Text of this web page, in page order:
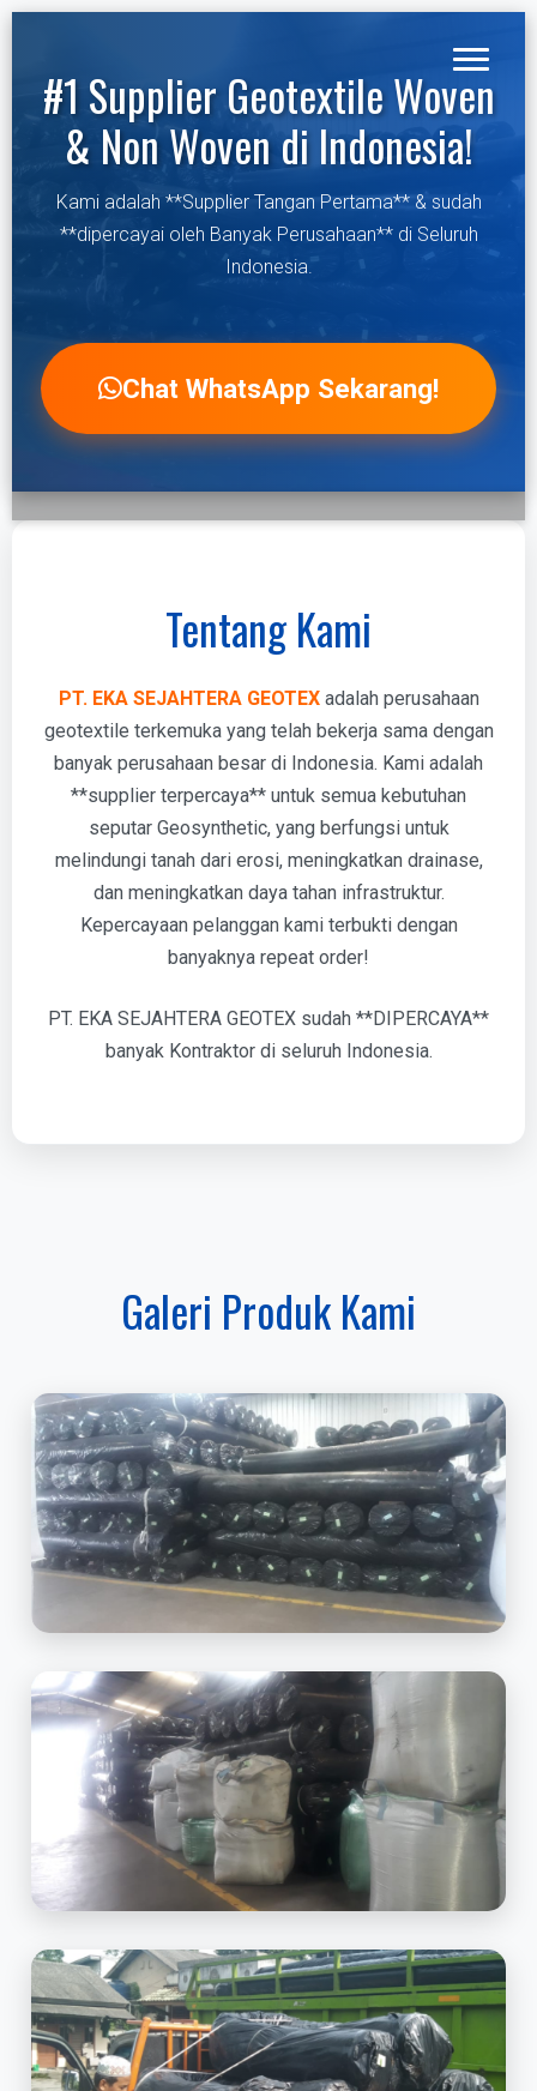
#1 Supplier Geotextile Woven
& Non Woven di Indonesia!
Kami adalah **Supplier Tangan Pertama** & sudah
**dipercayai oleh Banyak Perusahaan** di Seluruh
Indonesia.
Chat WhatsApp Sekarang!
Tentang Kami
PT. EKA SEJAHTERA GEOTEXadalah perusahaan
geotextile terkemuka yang telah bekerja sama dengan
banyak perusahaan besar di Indonesia. Kami adalah
**supplier terpercaya** untuk semua kebutuhan
seputar Geosynthetic, yang berfungsi untuk
melindungi tanah dari erosi, meningkatkan drainase,
dan meningkatkan daya tahan infrastruktur.
Kepercayaan pelanggan kami terbukti dengan
banyaknya repeat order!
PT. EKA SEJAHTERA GEOTEX sudah **DIPERCAYA**
banyak Kontraktor di seluruh Indonesia.
Galeri Produk Kami